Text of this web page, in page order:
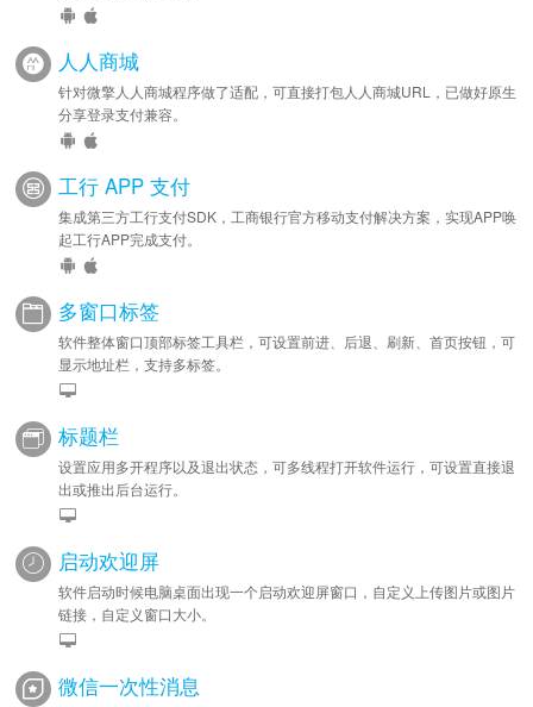
人人商城
针对微擎人人商城程序做了适配，可直接打包人人商城URL，已做好原生
分享登录支付兼容。
工行 APP 支付
集成第三方工行支付SDK，工商银行官方移动支付解决方案，实现APP唤
起工行APP完成支付。
多窗口标签
软件整体窗口顶部标签工具栏，可设置前进、后退、刷新、首页按钮，可
显示地址栏，支持多标签。
标题栏
设置应用多开程序以及退出状态，可多线程打开软件运行，可设置直接退
出或推出后台运行。
启动欢迎屏
软件启动时候电脑桌面出现一个启动欢迎屏窗口，自定义上传图片或图片
链接，自定义窗口大小。
微信一次性消息